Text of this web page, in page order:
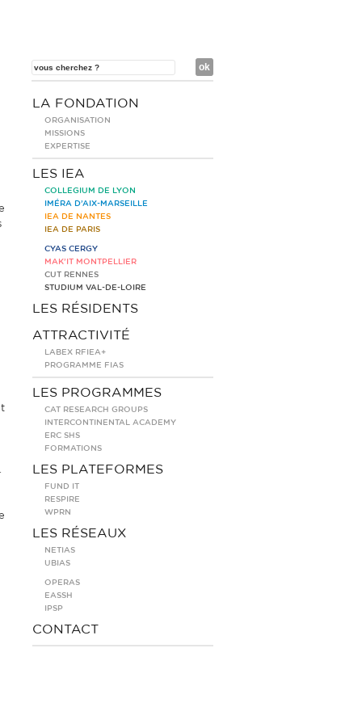
LA FONDATION
ORGANISATION
MISSIONS
EXPERTISE
LES IEA
COLLEGIUM DE LYON
IMÉRA D’AIX-MARSEILLE
IEA DE NANTES
IEA DE PARIS
CYAS CERGY
MAK’IT MONTPELLIER
CUT RENNES
STUDIUM VAL-DE-LOIRE
LES RÉSIDENTS
ATTRACTIVITÉ
LABEX RFIEA+
PROGRAMME FIAS
LES PROGRAMMES
CAT RESEARCH GROUPS
INTERCONTINENTAL ACADEMY
ERC SHS
FORMATIONS
LES PLATEFORMES
FUND IT
RESPIRE
WPRN
LES RÉSEAUX
NETIAS
UBIAS
OPERAS
EASSH
IPSP
CONTACT